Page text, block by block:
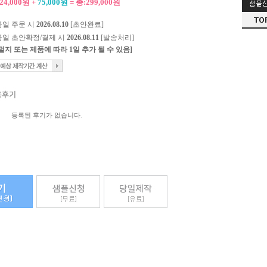
원 + 75,000원 = 총:299,000원
일 주문 시 2026.08.10 [초안완료]
일 초안확정/결제 시 2026.08.11 [발송처리]
지 또는 제품에 따라 1일 추가 될 수 있음]
록된 후기가 없습니다.